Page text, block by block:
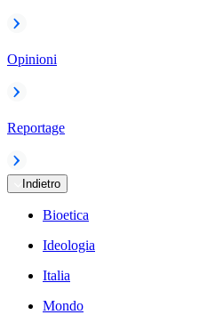
Opinioni
Reportage
Indietro
Bioetica
Ideologia
Italia
Mondo